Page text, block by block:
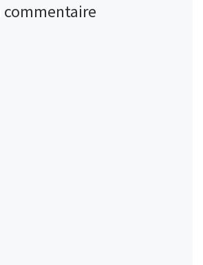
commentaire